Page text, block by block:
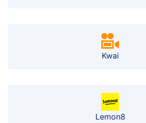
Kwai
Lemon8